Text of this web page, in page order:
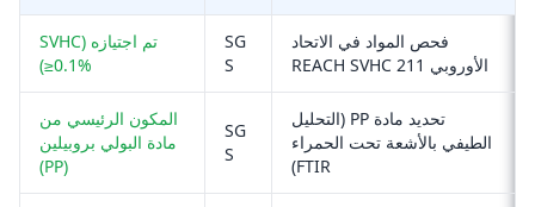
فحص المواد في الاتحاد
الأوروبي REACH SVHC 211
SG
S
تم اجتيازه (SVHC
≥0.1%)
تحديد مادة PP (التحليل
الطيفي بالأشعة تحت الحمراء
FTIR)
SG
S
المكون الرئيسي من
مادة البولي بروبيلين
(PP)